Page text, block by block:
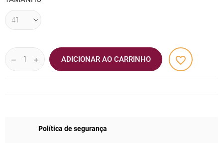
ADICIONAR AO CARRINHO favorite_border
Política de segurança